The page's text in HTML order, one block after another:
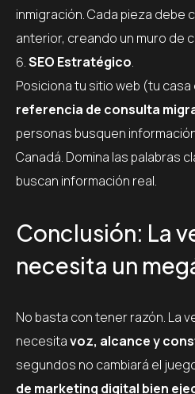
inmigración. Cada pieza debe
anterior, creando un muro de
SEO Estratégico.
Posiciona tu sitio web (tu
referencia de consulta
personas busquen
Canadá. Domina las palabras
buscan información real.
Conclusión: La
necesita un
No basta con tener razón. La
necesitavoz, alcance y
segundos no cambiará el
de marketing digital bien